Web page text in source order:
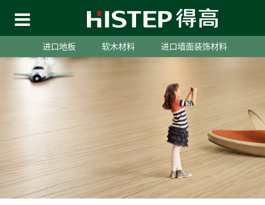
进口地板 软木材料 进口墙面装饰材料